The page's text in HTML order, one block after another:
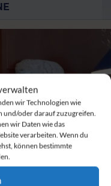
wir Technologien wie
und/oder darauf zuzugreifen.
wir Daten wie das
verarbeiten. Wenn du
können bestimmte